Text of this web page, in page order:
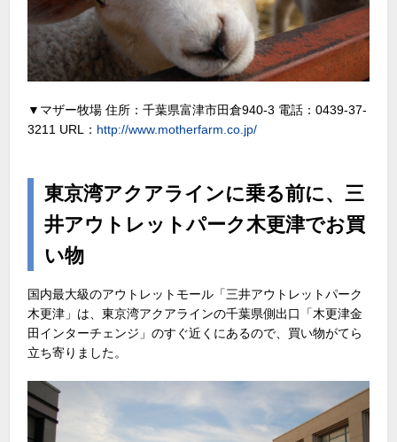
▼マザー牧場 住所：千葉県富津市田倉940-3 電話：0439-37-
3211 URL： http://www.motherfarm.co.jp/
東京湾アクアラインに乗る前に、三
井アウトレットパーク木更津でお買
い物
国内最大級のアウトレットモール「三井アウトレットパーク
木更津」は、東京湾アクアラインの千葉県側出口「木更津金
田インターチェンジ」のすぐ近くにあるので、買い物がてら
立ち寄りました。